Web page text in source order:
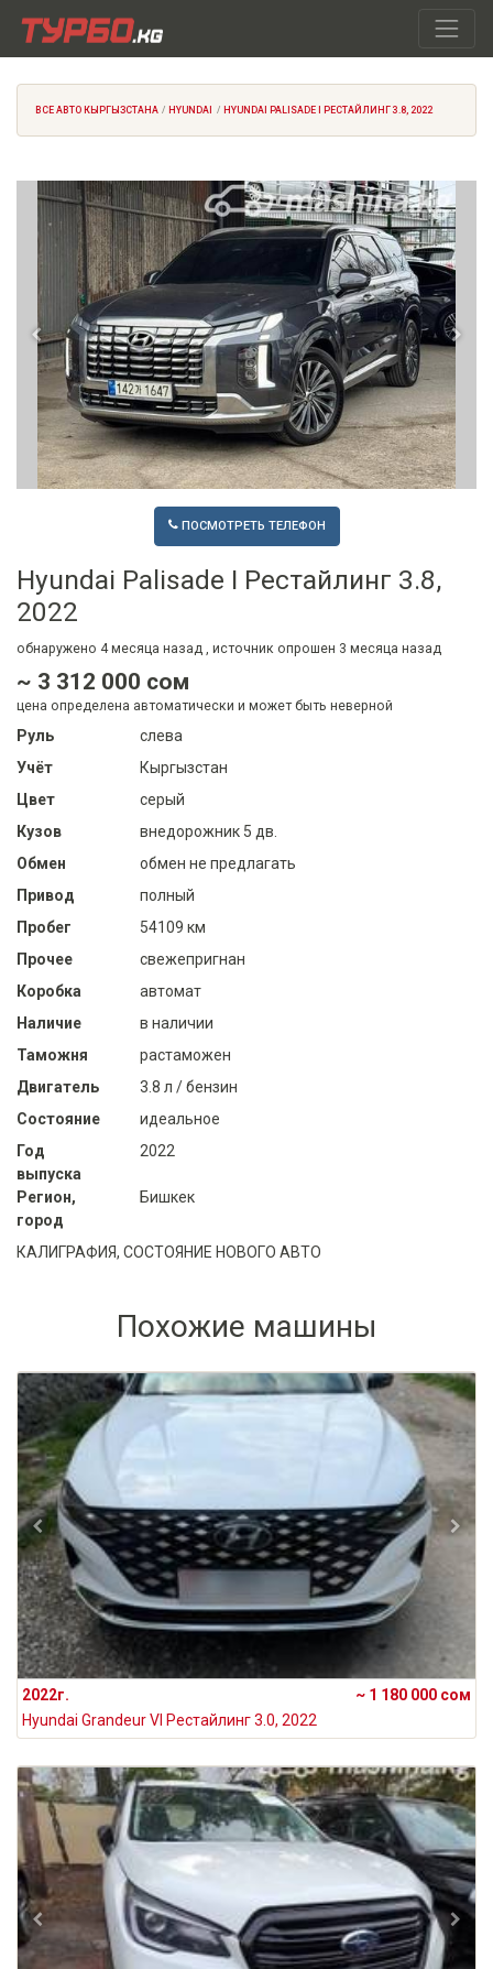
ВСЕ АВТО КЫРГЫЗСТАНА HYUNDAI HYUNDAI PALISADE I РЕСТАЙЛИНГ 3.8, 2022
ПОСМОТРЕТЬ ТЕЛЕФОН
Hyundai Palisade I Рестайлинг 3.8,
2022
обнаружено 4 месяца назад , источник опрошен 3 месяца назад
~ 3 312 000 сом
цена определена автоматически и может быть неверной
Руль
слева
Учёт
Кыргызстан
Цвет
серый
Кузов
внедорожник 5 дв.
Обмен
обмен не предлагать
Привод
полный
Пробег
54109 км
Прочее
свежепригнан
Коробка
автомат
Наличие
в наличии
Таможня
растаможен
Двигатель
3.8 л / бензин
Состояние
идеальное
Год
выпуска
2022
Регион,
город
Бишкек
КАЛИГРАФИЯ, СОСТОЯНИЕ НОВОГО АВТО
Похожие машины
2022г.
~ 1 180 000 сом
Hyundai Grandeur VI Рестайлинг 3.0, 2022